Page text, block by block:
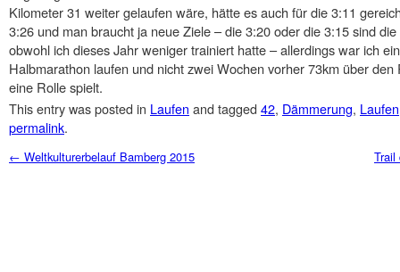
Kilometer 31 weiter gelaufen wäre, hätte es auch für die 3:11
3:26 und man braucht ja neue Ziele – die 3:20 oder die 3:15 sind
obwohl ich dieses Jahr weniger trainiert hatte – allerdings war ich
Halbmarathon laufen und nicht zwei Wochen vorher 73km über
eine Rolle spielt.
This entry was posted in Laufen and tagged 42, Dämmerung, Laufen
permalink.
Post navigation
← Weltkulturerbelauf Bamberg 2015 Trail